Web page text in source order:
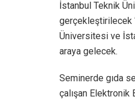
İstanbul Teknik
gerçekleştirilecek
Üniversitesi ve
araya gelecek.
Seminerde gıda
çalışan Elektronik